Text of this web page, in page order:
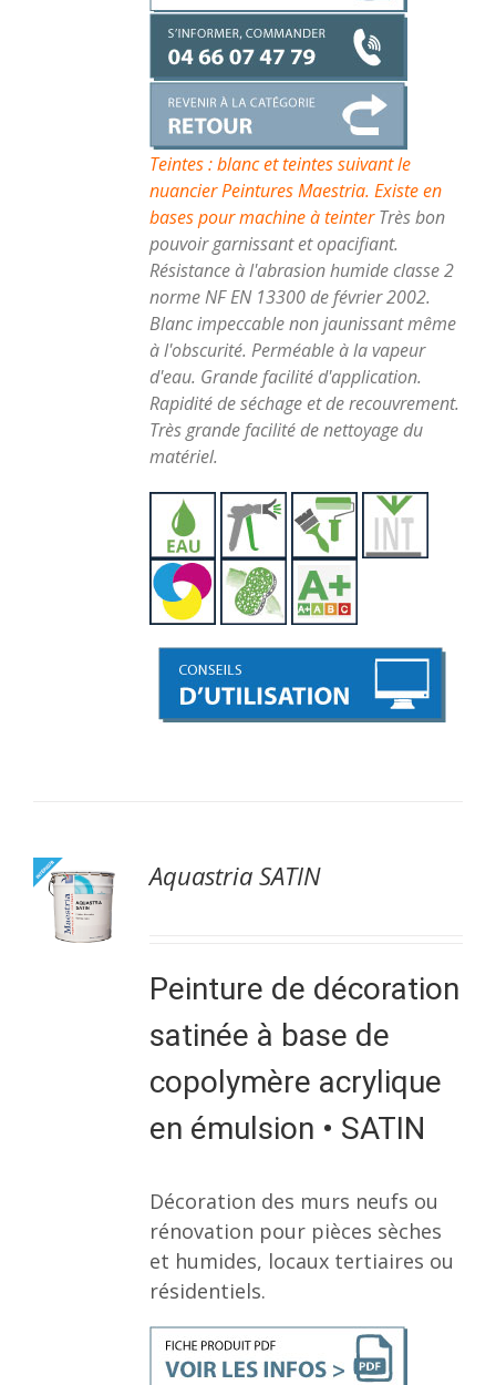
Teintes : blanc et teintes suivant le
nuancier Peintures Maestria. Existe en
bases pour machine à teinterTrès bon
pouvoir garnissant et opacifiant.
Résistance à l'abrasion humide classe 2
norme NF EN 13300 de février 2002.
Blanc impeccable non jaunissant même
à l'obscurité. Perméable à la vapeur
d'eau. Grande facilité d'application.
Rapidité de séchage et de recouvrement.
Très grande facilité de nettoyage du
matériel.
Aquastria SATIN
Peinture de décoration
satinée à base de
copolymère acrylique
en émulsion • SATIN
Décoration des murs neufs ou
rénovation pour pièces sèches
et humides, locaux tertiaires ou
résidentiels.